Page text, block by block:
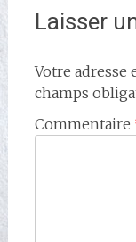
Laisser
Votre adresse
champs
Commentaire